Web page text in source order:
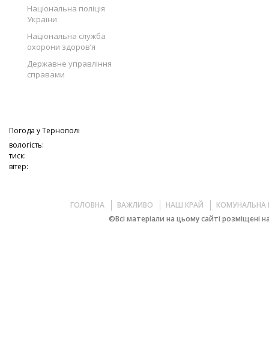
Національна поліція
України
Національна служба
охорони здоров’я
Державне управління
справами
Погода уТернополі
вологість:
тиск:
вітер:
ГОЛОВНА ВАЖЛИВО НАШ КРАЙ
КОМУНАЛЬНА
©Всі матеріали на цьому сайті розміщені